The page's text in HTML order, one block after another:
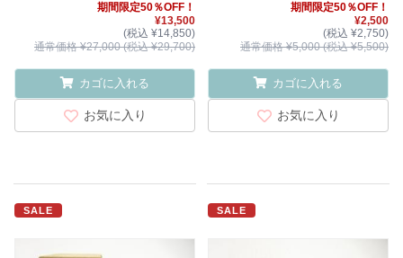
期間限定50％OFF！
¥13,500
(税込 ¥14,850)
通常価格 ¥27,000 (税込 ¥29,700)
カゴに入れる
お気に入り
期間限定50％OFF！
¥2,500
(税込 ¥2,750)
通常価格 ¥5,000 (税込 ¥5,500)
カゴに入れる
お気に入り
SALE SALE